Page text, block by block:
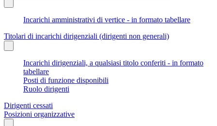
Incarichi amministrativi di vertice - in formato tabellare
Titolari di incarichi dirigenziali (dirigenti non generali)
Incarichi dirigenziali, a qualsiasi titolo conferiti - in formato
tabellare
Posti di funzione disponibili
Ruolo dirigenti
Dirigenti cessati
Posizioni organizzative